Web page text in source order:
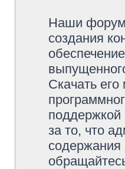
Наши
создания
Скачать
поддержкой
за то, что